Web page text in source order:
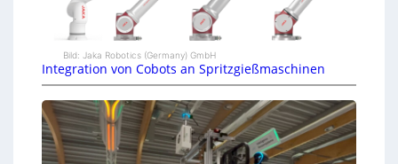
Bild: Jaka Robotics (Germany) GmbH
Integration von Cobots an Spritzgießmaschinen